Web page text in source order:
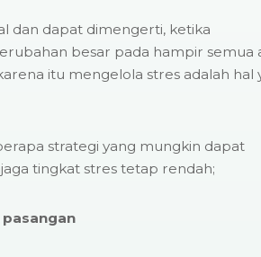
dan dapat dimengerti, ketika
besar pada hampir semua
itu mengelola stres adalah hal
strategi yang mungkin dapat
tingkat stres tetap rendah;
pasangan